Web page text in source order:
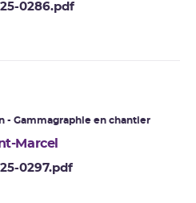
0286.pdf
- Gammagraphie en chantier
Marcel
0297.pdf